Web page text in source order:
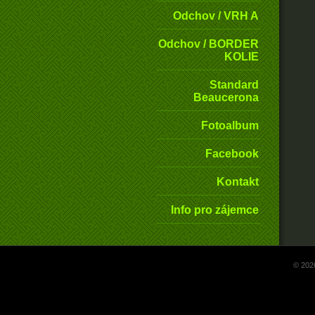
Odchov / VRH A
Odchov / BORDER
KOLIE
Standard
Beaucerona
Fotoalbum
Facebook
Kontakt
Info pro zájemce
©